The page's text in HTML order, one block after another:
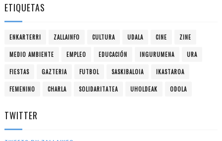
ETIQUETAS
ENKARTERRI ZALLAINFO CULTURA UDALA CINE ZINE
MEDIO AMBIENTE EMPLEO EDUCACIÓN INGURUMENA URA
FIESTAS GAZTERIA FUTBOL SASKIBALOIA IKASTAROA
FEMENINO CHARLA SOLIDARITATEA UHOLDEAK ODOLA
TWITTER